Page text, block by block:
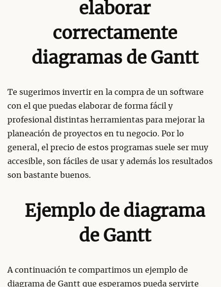
elaborar
correctamente
diagramas de Gantt
Te sugerimos invertir en la compra de un software
con el que puedas elaborar de forma fácil y
profesional distintas herramientas para mejorar la
planeación de proyectos en tu negocio. Por lo
general, el precio de estos programas suele ser muy
accesible, son fáciles de usar y además los resultados
son bastante buenos.
Ejemplo de diagrama
de Gantt
A continuación te compartimos un ejemplo de
diagrama de Gantt que esperamos pueda servirte